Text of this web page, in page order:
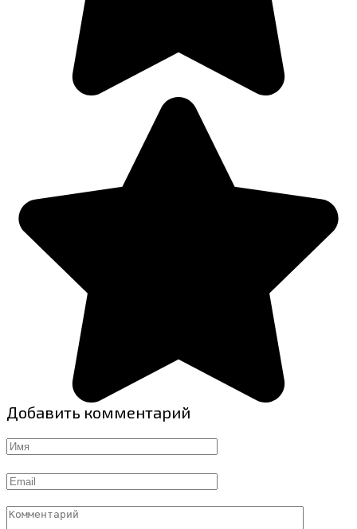
Добавить комментарий
Имя
Email
Комментарий